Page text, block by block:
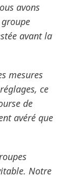
avons
avant la
mesures
ce
de
avéré que
Notre